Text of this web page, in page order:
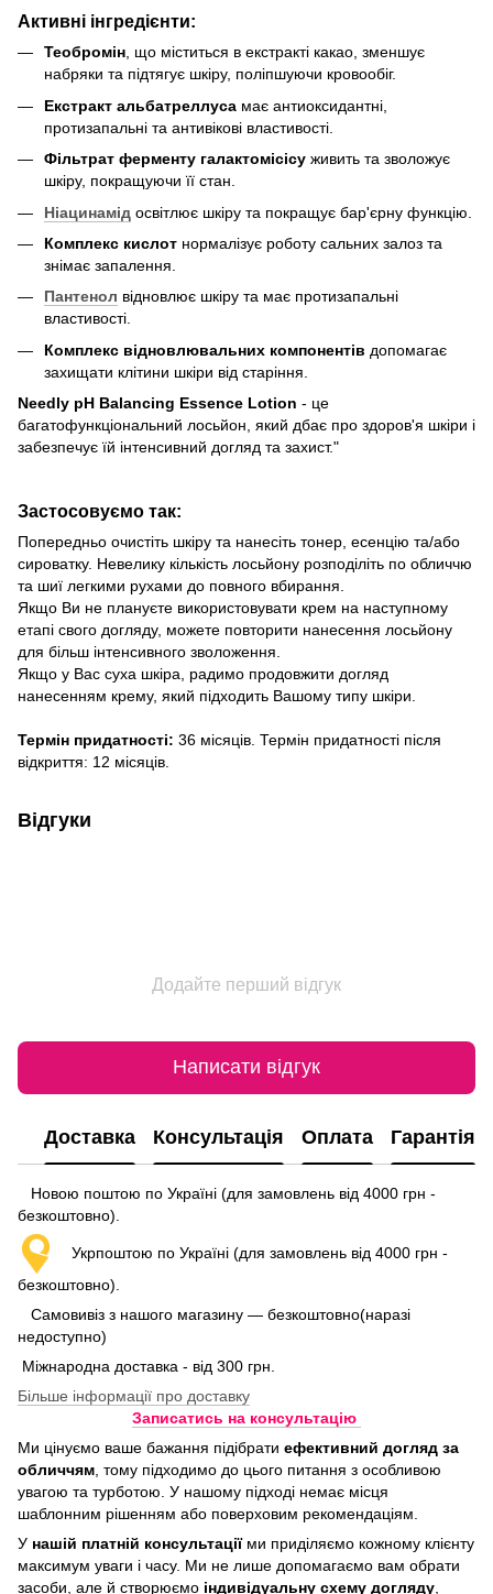
Активні інгредієнти:
Теобромін, що міститься в екстракті какао, зменшує
набряки та підтягує шкіру, поліпшуючи кровообіг.
Екстракт альбатреллуса має антиоксидантні,
протизапальні та антивікові властивості.
Фільтрат ферменту галактомісісу живить та зволожує
шкіру, покращуючи її стан.
Ніацинамід освітлює шкіру та покращує бар'єрну функцію.
Комплекс кислот нормалізує роботу сальних залоз та
знімає запалення.
Пантенол відновлює шкіру та має протизапальні
властивості.
Комплекс відновлювальних компонентів допомагає
захищати клітини шкіри від старіння.
Needly pH Balancing Essence Lotion - це
багатофункціональний лосьйон, який дбає про здоров'я шкіри і
забезпечує їй інтенсивний догляд та захист."
Застосовуємо так:
Попередньо очистіть шкіру та нанесіть тонер, есенцію та/або
сироватку. Невелику кількість лосьйону розподіліть по обличчю
та шиї легкими рухами до повного вбирання.
Якщо Ви не плануєте використовувати крем на наступному
етапі свого догляду, можете повторити нанесення лосьйону
для більш інтенсивного зволоження.
Якщо у Вас суха шкіра, радимо продовжити догляд
нанесенням крему, який підходить Вашому типу шкіри.
Термін придатності: 36 місяців. Термін придатності після
відкриття: 12 місяців.
Відгуки
Додайте перший відгук
Написати відгук
Доставка Консультація Оплата Гарантія
Новою поштою по Україні (для замовлень від 4000 грн -
безкоштовно).
Укрпоштою по Україні (для замовлень від 4000 грн -
безкоштовно).
Самовивіз з нашого магазину — безкоштовно(наразі
недоступно)
Міжнародна доставка - від 300 грн.
Більше інформації про доставку
Записатись на консультацію
Ми цінуємо ваше бажання підібрати ефективний догляд за
обличчям , тому підходимо до цього питання з особливою
увагою та турботою. У нашому підході немає місця
шаблонним рішенням або поверховим рекомендаціям.
У нашій платній консультаціїми приділяємо кожному клієнту
максимум уваги і часу. Ми не лише допомагаємо вам обрати
засоби, але й створюємо індивідуальну схему догляду